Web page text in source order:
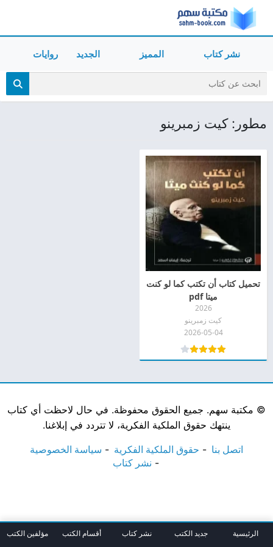
نشر كتاب المميز الجديد روايات
مطور: كيت زمبرينو
تحميل كتاب أن تكتب كما لو كنت
ميتا pdf
2026
كيت زمبرينو
2026-05-04
© مكتبة سهم. جميع الحقوق محفوظة. في حال لاحظت أي كتاب
ينتهك حقوق الملكية الفكرية، لا تتردد في إبلاغنا.
اتصل بنا حقوق الملكية الفكرية
سياسة الخصوصية
نشر كتاب
الرئيسية جديد الكتب نشر كتاب أقسام الكتب مؤلفين الكتب